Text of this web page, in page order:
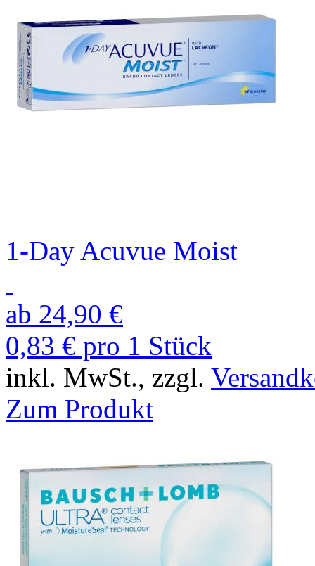
1-Day Acuvue Moist
ab 24,90 €
0,83 € pro 1 Stück
inkl. MwSt., zzgl.
Zum Produkt